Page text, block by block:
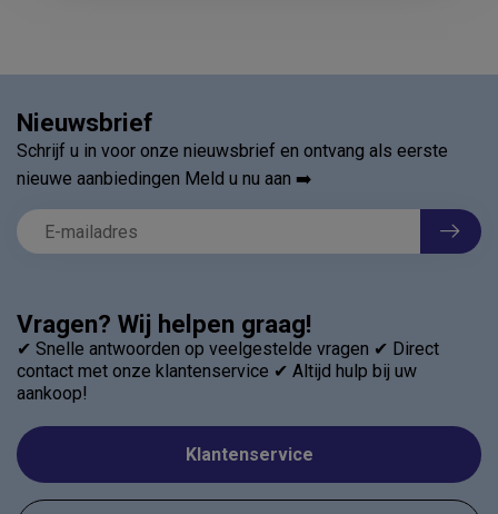
Vragen? Wij helpen graag!
✔ Snelle antwoorden op veelgestelde vragen ✔ Direct
contact met onze klantenservice ✔ Altijd hulp bij uw
aankoop!
Klantenservice
Nieuwsbrief
Schrijf u in voor onze nieuwsbrief en ontvang als eerste
nieuwe aanbiedingen Meld u nu aan ➡️